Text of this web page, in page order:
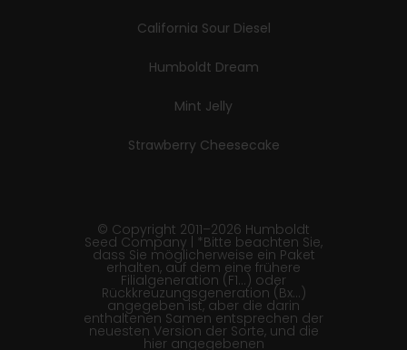
California Sour Diesel
Humboldt Dream
Mint Jelly
Strawberry Cheesecake
© Copyright 2011–2026 Humboldt
Seed Company | *Bitte beachten Sie,
dass Sie möglicherweise ein Paket
erhalten, auf dem eine frühere
Filialgeneration (F1…) oder
Rückkreuzungsgeneration (Bx…)
angegeben ist, aber die darin
enthaltenen Samen entsprechen der
neuesten Version der Sorte, und die
hier angegebenen